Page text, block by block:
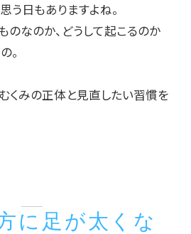
う日もありますよね。
のなのか、どうして起こるのか
。
くみの正体と見直したい習慣を
に足が太くな